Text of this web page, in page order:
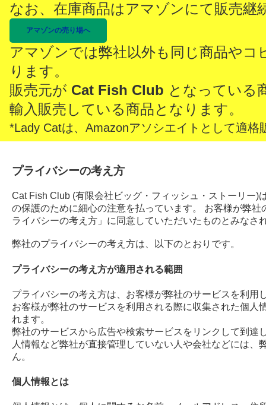
なお、在庫商品はアマゾンにて販売継
アマゾンの売り場へ
アマゾンでは弊社以外も同じ商品やコ
ります。
販売元が Cat Fish Club となっている
輸入販売している商品となります。
*Lady Catは、Amazonアソシエイトとして適格
プライバシーの考え方
Cat Fish Club (有限会社ビッグ・フィッシュ・ストーリー)
の保護のために細心の注意を払っています。 お客様が弊
ライバシーの考え方」に同意していただいたものとみなさ
弊社のプライバシーの考え方は、以下のとおりです。
プライバシーの考え方が適用される範囲
プライバシーの考え方は、お客様が弊社のサービスを利用
お客様が弊社のサービスを利用される際に収集された個人
れます。
弊社のサービスから広告や検索サービスをリンクして到達
人情報など弊社が直接管理していない人や会社などには
ん。
個人情報とは